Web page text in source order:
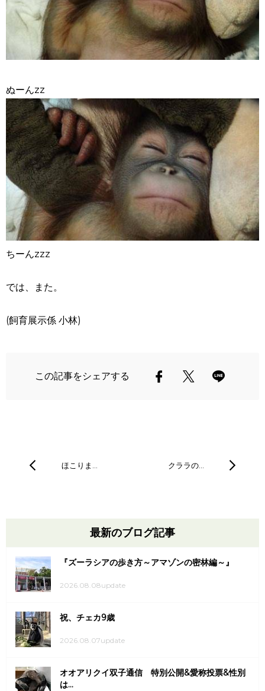
ぬーんzz
ちーんzzz
では、また。
(飼育展示係 小林)
この記事をシェアする
ほこりま… クララの…
最新のブログ記事
『ズーラシアの歩き方～アマゾンの密林編～』
2026.08.08update
祝、チェカ9歳
2026.08.07update
オオアリクイ双子通信 特別公開&愛称投票&性別
は...